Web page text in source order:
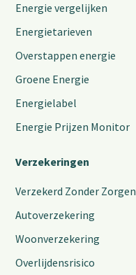
Energie vergelijken
Energietarieven
Overstappen energie
Groene Energie
Energielabel
Energie Prijzen Monitor
Verzekeringen
Verzekerd Zonder Zorgen
Autoverzekering
Woonverzekering
Overlijdensrisico